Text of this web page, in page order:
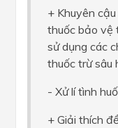
+ Khuyên
thuốc bảo vệ
sử dụng các
thuốc trừ sâu
- Xử lí tình
+ Giải thích